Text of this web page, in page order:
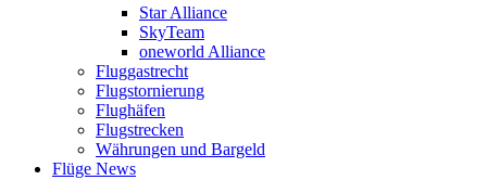
Star Alliance
SkyTeam
oneworld Alliance
Fluggastrecht
Flugstornierung
Flughäfen
Flugstrecken
Währungen und Bargeld
Flüge News